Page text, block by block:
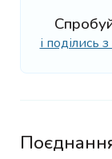
і поділись